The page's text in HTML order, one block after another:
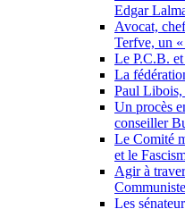
Edgar
Avocat,
Terfve, un
Le P.C.B.
La
Paul Libois,
Un procès
conseiller
Le Comité
et le
Agir à
Les